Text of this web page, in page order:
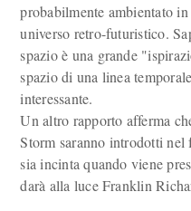
probabilmente ambientato
universo retro-futuristico.
spazio è una grande
spazio di una linea
interessante.
Un altro rapporto afferma
Storm saranno introdotti
sia incinta quando viene
darà alla luce Franklin